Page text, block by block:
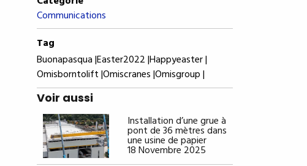
Communications
Tag
Buonapasqua |Easter2022 |Happyeaster |
Omisborntolift |Omiscranes |Omisgroup |
Voir aussi
Installation d’une grue à
pont de 36 mètres dans
une usine de papier
18 Novembre 2025